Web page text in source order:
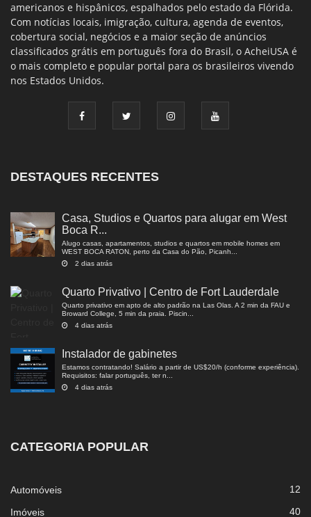
americanos e hispânicos, espalhados pelo estado da Flórida.
Com notícias locais, imigração, cultura, agenda de eventos,
cobertura social, negócios e a maior seção de anúncios
classificados grátis em português fora do Brasil, o AcheiUSA é
o mais completo e popular portal para os brasileiros vivendo
nos Estados Unidos.
DESTAQUES RECENTES
Casa, Studios e Quartos para alugar em West
Boca R...
Alugo casas, apartamentos, studios e quartos em mobile homes em
WEST BOCA RATON, perto da Casa do Pão, Picanh...
2 dias atrás
Quarto Privativo | Centro de Fort Lauderdale
Quarto privativo em apto de alto padrão na Las Olas. A 2 min da FAU e
Broward College, 5 min da praia. Piscin...
4 dias atrás
Instalador de gabinetes
Estamos contratando! Salário a partir de US$20/h (conforme experiência).
Requisitos: falar português, ter n...
4 dias atrás
CATEGORIA POPULAR
Automóveis 12
Imóveis 40